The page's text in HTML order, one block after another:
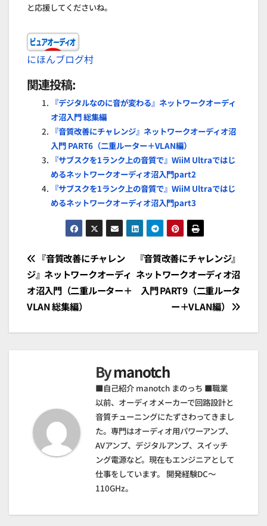
と応援してくださいね。
にほんブログ村
関連投稿:
『デジタルなのに音が変わる』ネットワークオーディ
オ沼入門 総集編
『音質改善にチャレンジ』ネットワークオーディオ沼
入門 PART6（二重ルーター＋VLAN編）
『サブスクを1ランク上の音質で』WiiM Ultraではじ
めるネットワークオーディオ沼入門part2
『サブスクを1ランク上の音質で』WiiM Ultraではじ
めるネットワークオーディオ沼入門part3
投
稿
ナ
ビ
シ
ョ
ン
『音質改善にチャレンジ』
ネットワークオーディオ沼
入門 PART9（二重ルータ
ー＋VLAN編）
『音質改善にチャレン
ジ』ネットワークオーディ
オ沼入門（二重ルーター＋
VLAN 総集編）
Bymanotch
■自己紹介 manotch まのっち ■職業
以前、オーディオメーカーで回路設計と
音質チューニングにたずさわってきまし
た。専門はオーディオ用パワーアンプ、
AVアンプ、デジタルアンプ、スイッチ
ング電源など。現在もエンジニアとして
仕事をしています。 開発経験DC～
110GHz。